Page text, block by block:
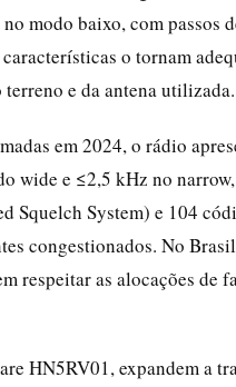
modo baixo, com passos
o tornam
e da antena utilizada.
em 2024, o rádio
wide e ≤2,5 kHz no
Squelch System) e 104
congestionados. No
respeitar as alocações de
HN5RV01, expandem a